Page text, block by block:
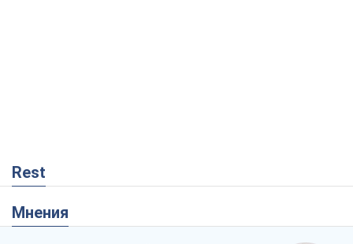
Rest
Мнения